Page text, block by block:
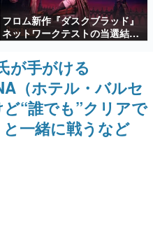
ページビュー数万以上！ などな
た、電ファミ渾身の“殿堂入り”記
の方々に製作時のエピソードをお
（ゲーム）とは何か？を探ってい
ない。『赫本』は、〈試験問題〉
説集です。
フロム新作『ダスクブラッド』
ネットワークテストの当選結果
が8月7日22時に発表。応募サイ
トのマイページから確認可能、
テスト実施は8月21日～24日
が手がける
（ホテル・バルセ
“誰でも”クリアで
一緒に戦うなど